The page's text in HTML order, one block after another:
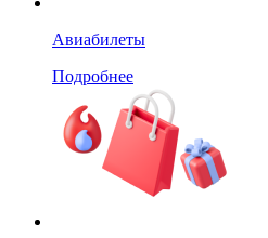
Авиабилеты
Подробнее